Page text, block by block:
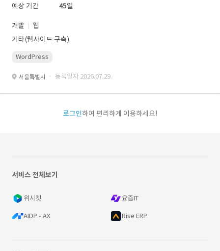
예상 기간
45일
개발
웹
기타(웹사이트 구축)
WordPress
서울특별시 · 등록일자 2026.07.29.
로그인하여 편리하게 이용하세요!
서비스 전체보기
위시켓 요즘IT
AIDP - AX Rise ERP